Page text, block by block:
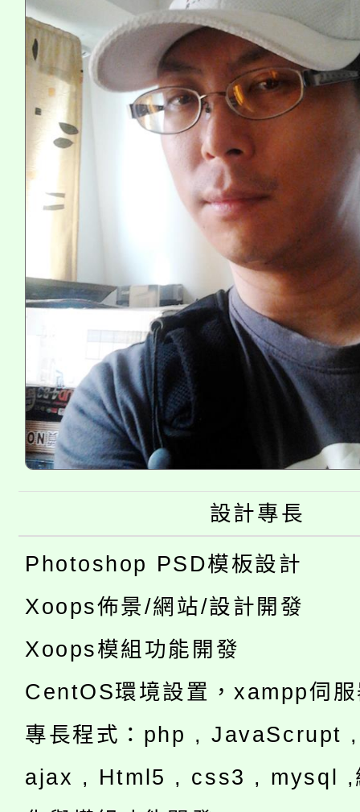
設計專長
Photoshop PSD模板設計
Xoops佈景/網站/設計開發
Xoops模組功能開發
CentOS環境設置，xampp伺
專長程式：php , JavaScrupt
ajax , Html5 , css3 , mysql ,